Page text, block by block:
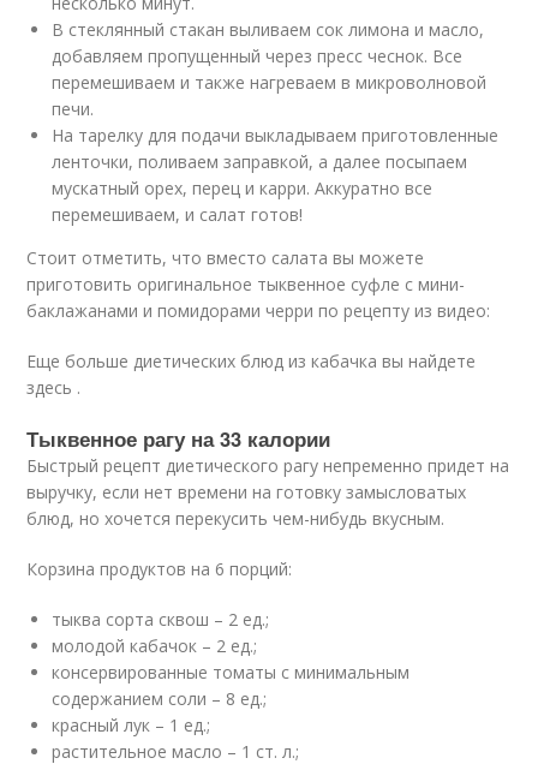
В стеклянный стакан выливаем сок лимона и масло,
добавляем пропущенный через пресс чеснок. Все
перемешиваем и также нагреваем в микроволновой
печи.
На тарелку для подачи выкладываем приготовленные
ленточки, поливаем заправкой, а далее посыпаем
мускатный орех, перец и карри. Аккуратно все
перемешиваем, и салат готов!
Стоит отметить, что вместо салата вы можете
приготовить оригинальное тыквенное суфле с мини-
баклажанами и помидорами черри по рецепту из видео:
Еще больше диетических блюд из кабачка вы найдете
здесь .
Тыквенное рагу на 33 калории
Быстрый рецепт диетического рагу непременно придет на
выручку, если нет времени на готовку замысловатых
блюд, но хочется перекусить чем-нибудь вкусным.
Корзина продуктов на 6 порций:
тыква сорта сквош – 2 ед.;
молодой кабачок – 2 ед.;
консервированные томаты с минимальным
содержанием соли – 8 ед.;
красный лук – 1 ед.;
растительное масло – 1 ст. л.;